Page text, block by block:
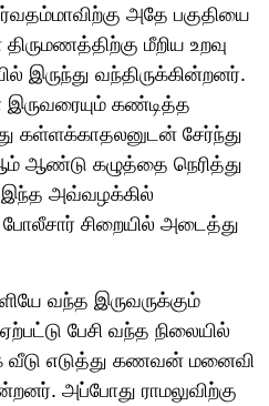
அதே பகுதியை
மீறிய உறவு
இருந்து வந்திருக்கின்றனர்.
இருவரையும் கண்டித்த
கள்ளக்காதலனுடன் சேர்ந்து
கழுத்தை நெரித்து
அவ்வழக்கில்
சிறையில் அடைத்து
வந்த இருவருக்கும்
பேசி வந்த நிலையில்
வீடு எடுத்து கணவன் மனைவி
அப்போது ராமலுவிற்கு